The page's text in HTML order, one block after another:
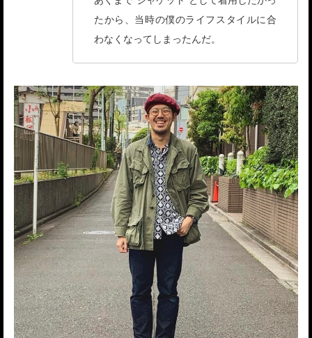
たから、当時の僕のライフスタイルに合
わなくなってしまったんだ。